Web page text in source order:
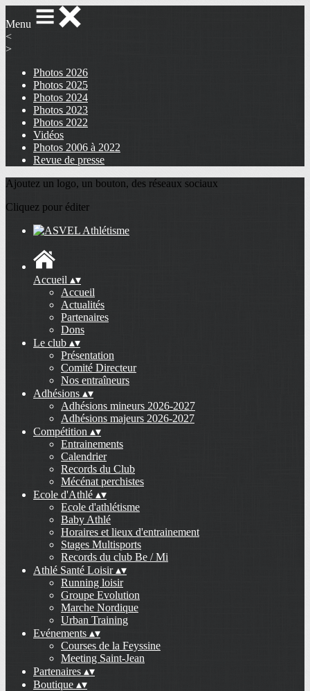
Menu
<
>
Photos 2026
Photos 2025
Photos 2024
Photos 2023
Photos 2022
Vidéos
Photos 2006 à 2022
Revue de presse
Ajoutez un logo, un bouton, des réseaux sociaux
Cliquez pour éditer
Accueil ▴▾
Accueil
Actualités
Partenaires
Dons
Le club ▴▾
Présentation
Comité Directeur
Nos entraîneurs
Adhésions ▴▾
Adhésions mineurs 2026-2027
Adhésions majeurs 2026-2027
Compétition ▴▾
Entrainements
Calendrier
Records du Club
Mécénat perchistes
Ecole d'Athlé ▴▾
Ecole d'athlétisme
Baby Athlé
Horaires et lieux d'entrainement
Stages Multisports
Records du club Be / Mi
Athlé Santé Loisir▴▾
Running loisir
Groupe Evolution
Marche Nordique
Urban Training
Evénements ▴▾
Courses de la Feyssine
Meeting Saint-Jean
Partenaires ▴▾
Boutique ▴▾